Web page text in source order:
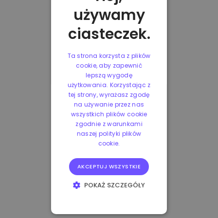
używamy
ciasteczek.
Ta strona korzysta z plików
cookie, aby zapewnić
lepszą wygodę
użytkowania. Korzystając z
tej strony, wyrażasz zgodę
na używanie przez nas
wszystkich plików cookie
zgodnie z warunkami
naszej polityki plików
cookie.
AKCEPTUJ WSZYSTKIE
POKAŻ SZCZEGÓŁY